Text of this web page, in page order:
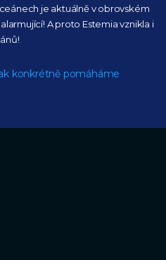
je aktuálněv obrovském
A proto Estemia vznikla i
konkrétně pomáháme